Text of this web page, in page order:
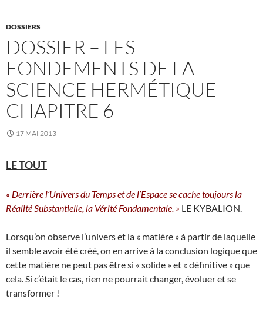
DOSSIERS
DOSSIER – LES
FONDEMENTS DE LA
SCIENCE HERMÉTIQUE –
CHAPITRE 6
17 MAI 2013
LE TOUT
« Derrière l’Univers du Temps et de l’Espace se cache toujours la
Réalité Substantielle, la Vérité Fondamentale. » LE KYBALION.
Lorsqu’on observe l’univers et la « matière » à partir de laquelle
il semble avoir été créé, on en arrive à la conclusion logique que
cette matière ne peut pas être si « solide » et « définitive » que
cela. Si c’était le cas, rien ne pourrait changer, évoluer et se
transformer !